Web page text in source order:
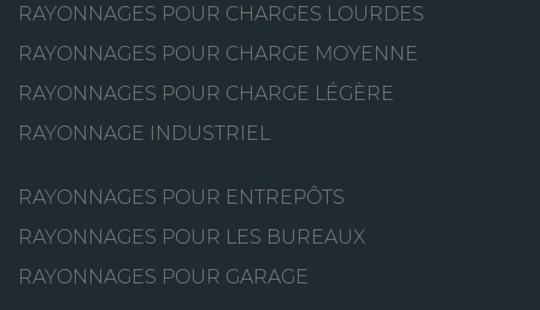
RAYONNAGES POUR CHARGES LOURDES
RAYONNAGES POUR CHARGE MOYENNE
RAYONNAGES POUR CHARGE LÉGÈRE
RAYONNAGE INDUSTRIEL
RAYONNAGES POUR ENTREPÔTS
RAYONNAGES POUR LES BUREAUX
RAYONNAGES POUR GARAGE